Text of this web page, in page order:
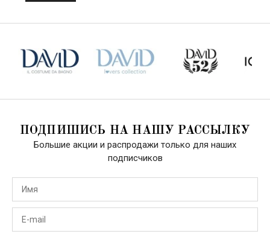
ПОДПИШИСЬ НА НАШУ РАССЫЛКУ
Большие акции и распродажи только для наших
подписчиков